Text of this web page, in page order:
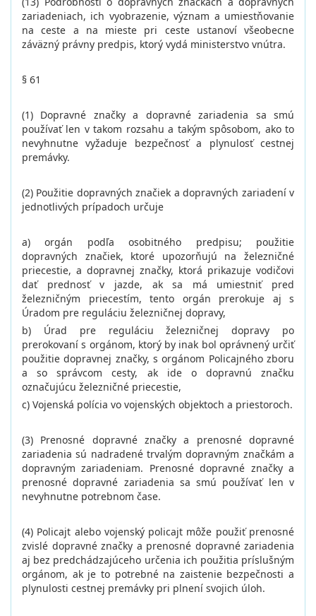
zariadeniach, ich vyobrazenie, význam a umiestňovanie
na ceste a na mieste pri ceste ustanoví všeobecne
záväzný právny predpis, ktorý vydá ministerstvo vnútra.
§ 61
(1) Dopravné značky a dopravné zariadenia sa smú
používať len v takom rozsahu a takým spôsobom, ako to
nevyhnutne vyžaduje bezpečnosť a plynulosť cestnej
premávky.
(2) Použitie dopravných značiek a dopravných zariadení v
jednotlivých prípadoch určuje
a) orgán podľa osobitného predpisu; použitie
dopravných značiek, ktoré upozorňujú na železničné
priecestie, a dopravnej značky, ktorá prikazuje vodičovi
dať prednosť v jazde, ak sa má umiestniť pred
železničným priecestím, tento orgán prerokuje aj s
Úradom pre reguláciu železničnej dopravy,
b) Úrad pre reguláciu železničnej dopravy po
prerokovaní s orgánom, ktorý by inak bol oprávnený určiť
použitie dopravnej značky, s orgánom Policajného zboru
a so správcom cesty, ak ide o dopravnú značku
označujúcu železničné priecestie,
c) Vojenská polícia vo vojenských objektoch a priestoroch.
(3) Prenosné dopravné značky a prenosné dopravné
zariadenia sú nadradené trvalým dopravným značkám a
dopravným zariadeniam. Prenosné dopravné značky a
prenosné dopravné zariadenia sa smú používať len v
nevyhnutne potrebnom čase.
(4) Policajt alebo vojenský policajt môže použiť prenosné
zvislé dopravné značky a prenosné dopravné zariadenia
aj bez predchádzajúceho určenia ich použitia príslušným
orgánom, ak je to potrebné na zaistenie bezpečnosti a
plynulosti cestnej premávky pri plnení svojich úloh.